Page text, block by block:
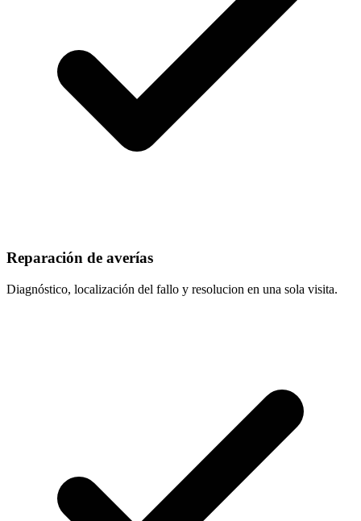
Reparación de averías
Diagnóstico, localización del fallo y resolucion en una sola visita.